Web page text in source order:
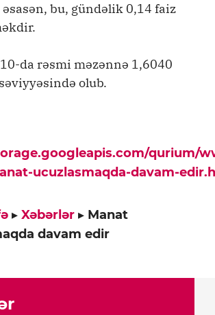
bu, gündəlik 0,14 faiz
da rəsmi məzənnə 1,6040
olub.
qurium/
ucuzlasmaqda-davam-
▸ Xəbərlər ▸ Manat
davam edir